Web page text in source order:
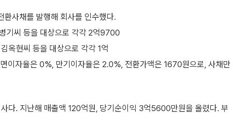
사채를 발행해 회사를 인수했다.
기씨 등을 대상으로 각각 2억9700
옥현씨 등을 대상으로 각각 1억
이자율은 0%, 만기이자율은 2.0%, 전환가액은 1670원으로, 사채만
다. 지난해 매출액 120억원, 당기순이익 3억5600만원을 올렸다. 부